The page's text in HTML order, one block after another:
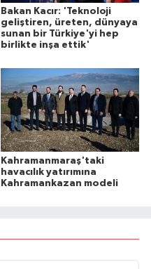
Bakan Kacır: 'Teknoloji
geliştiren, üreten, dünyaya
sunan bir Türkiye'yi hep
birlikte inşa ettik'
Kahramanmaraş'taki
havacılık yatırımına
Kahramankazan modeli